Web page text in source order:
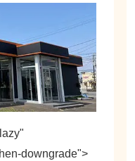
downgrade">